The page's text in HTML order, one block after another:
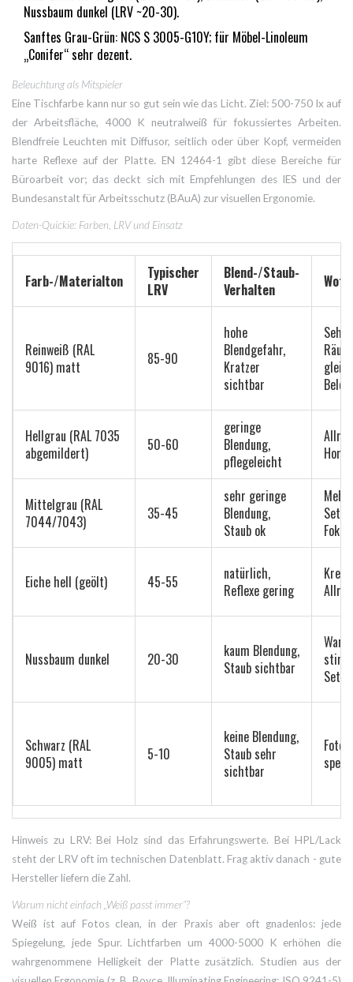
Nussbaum dunkel (LRV ~20-30).
Sanftes Grau-Grün: NCS S 3005-G10Y; für Möbel-Linoleum
„Conifer“ sehr dezent.
Beleuchtung als Mitspieler
Eine Tischfarbe kann nur so gut sein wie das Licht. Ziel: 500-750 lx auf
der Arbeitsfläche, 4000 K neutralweiß für fokussiertes Arbeiten.
Blendfreie Leuchten mit Diffusor, seitlich oder über Kopf, vermeiden
harte Reflexe auf der Platte. EN 12464-1 gibt diese Bereiche für
Büroarbeit vor; das deckt sich mit Empfehlungen des IES und der
Bundesanstalt für Arbeitsschutz (BAuA) zur visuellen Ergonomie.
Daten-Quickie: Farben, LRV und Einsatz
Farb-/Materialton
Typischer
LRV
Blend-/Staub-
Verhalten
Reinweiß (RAL
9016) matt
85-90
hohe
Blendgefahr,
Kratzer
sichtbar
Sehr
Hellgrau (RAL 7035
abgemildert)
50-60
geringe
Blendung,
pflegeleicht
Mittelgrau (RAL
7044/7043)
35-45
sehr geringe
Blendung,
Staub ok
Eiche hell (geölt) 45-55
natürlich,
Reflexe gering
Nussbaum dunkel 20-30
kaum Blendung,
Staub sichtbar
Schwarz (RAL
9005) matt
5-10
keine Blendung,
Staub sehr
sichtbar
Hinweis zu LRV: Bei Holz sind das Erfahrungswerte. Bei HPL/Lack
steht der LRV oft im technischen Datenblatt. Frag aktiv danach - gute
Hersteller liefern die Zahl.
Warum nicht einfach „Weiß passt immer“?
Weiß ist auf Fotos clean, in der Praxis aber oft gnadenlos: jede
Spiegelung, jede Spur. Lichtfarben um 4000-5000 K erhöhen die
wahrgenommene Helligkeit der Platte zusätzlich. Studien aus der